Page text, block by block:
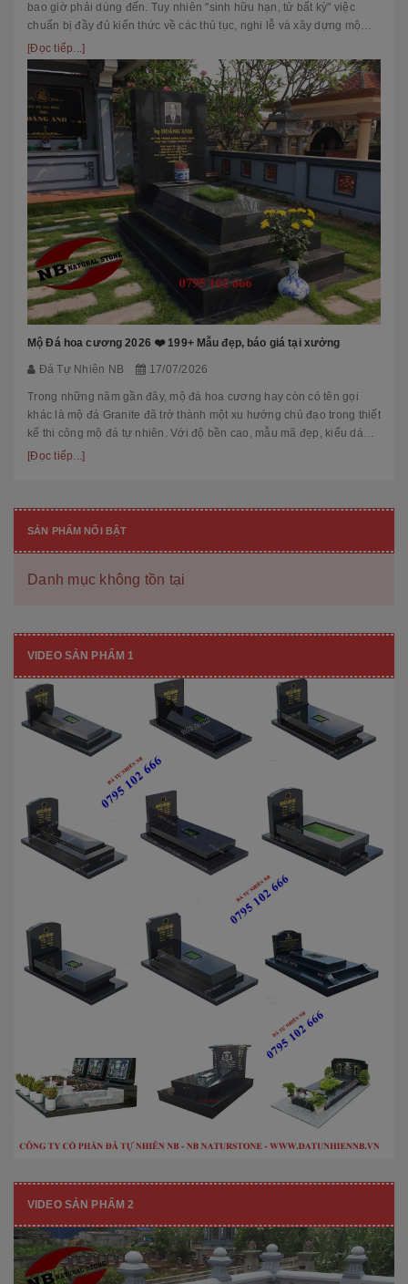
bao giờ phải dùng đến. Tuy nhiên "sinh hữu hạn, tử bất kỳ" việc
chuẩn bị đầy đủ kiến thức về các thủ tục, nghi lễ và xây dựng mộ
phầ...
[Đọc tiếp...]
Mộ Đá hoa cương 2026 ❤️ 199+ Mẫu đẹp, báo giá tại xưởng
Đá Tự Nhiên NB 17/07/2026
Trong những năm gần đây, mộ đá hoa cương hay còn có tên gọi
khác là mộ đá Granite đã trở thành một xu hướng chủ đạo trong thiết
kế thi công mộ đá tự nhiên. Với độ bền cao, mẫu mã đẹp, kiểu dáng
hiệ...
[Đọc tiếp...]
SẢN PHẨM NỔI BẬT
Danh mục không tồn tại
VIDEO SẢN PHẨM 1
VIDEO SẢN PHẨM 2